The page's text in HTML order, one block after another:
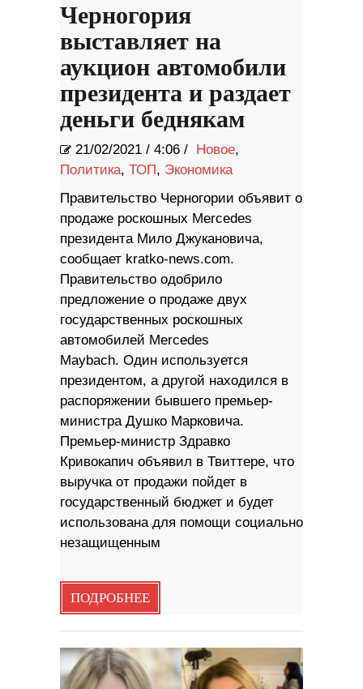
Черногория
выставляет на
аукцион автомобили
президента и раздает
деньги беднякам
21/02/2021 / 4:06 / Новое,
Политика, ТОП, Экономика
Правительство Черногории объявит о
продаже роскошных Mercedes
президента Мило Джукановича,
сообщает kratko-news.com.
Правительство одобрило
предложение о продаже двух
государственных роскошных
автомобилей Mercedes
Maybach. Один используется
президентом, а другой находился в
распоряжении бывшего премьер-
министра Душко Марковича.
Премьер-министр Здравко
Кривокапич объявил в Твиттере, что
выручка от продажи пойдет в
государственный бюджет и будет
использована для помощи социально
незащищенным
ПОДРОБНЕЕ